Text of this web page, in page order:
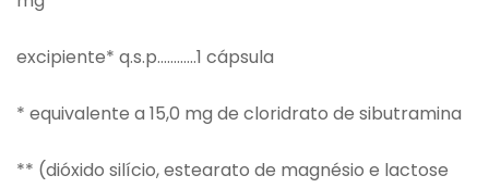
excipiente* q.s.p…………1 cápsula
* equivalente a 15,0 mg de cloridrato de sibutramina
** (dióxido silício, estearato de magnésio e lactose